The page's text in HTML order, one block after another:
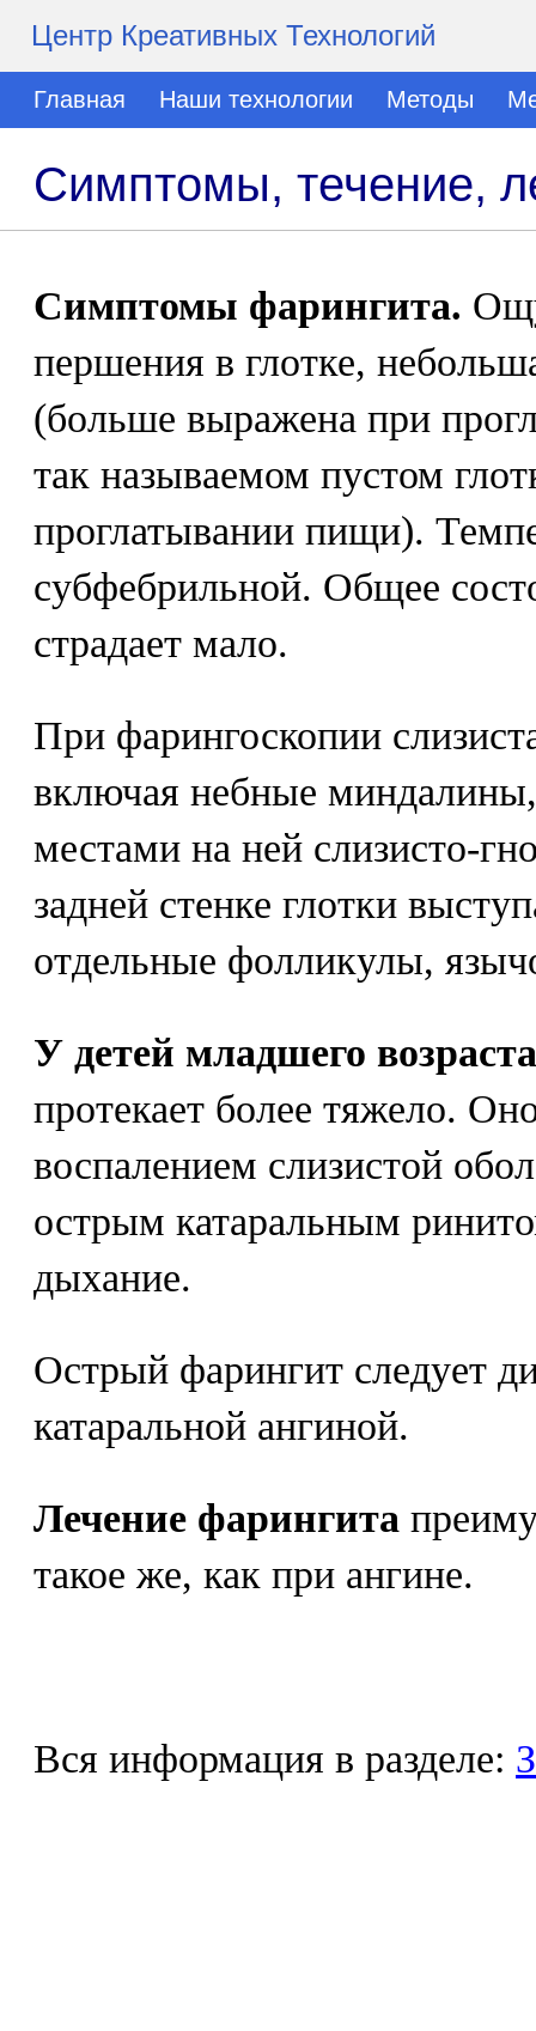
Центр Креативных Технологий
Главная Наши технологии Методы
Симптомы, течение,
Симптомы фарингита.
першения в глотке,
(больше выражена при
так называемом пустом
проглатывании пищи).
субфебрильной. Общее
страдает мало.
При фарингоскопии
включая небные
местами на ней слизисто-
задней стенке глотки
отдельные фолликулы,
У детей младшего возраста
протекает более тяжело.
воспалением слизистой
острым катаральным
дыхание.
Острый фарингит следует
катаральной ангиной.
Лечение фарингита
такое же, как при ангине.
Вся информация в разделе: